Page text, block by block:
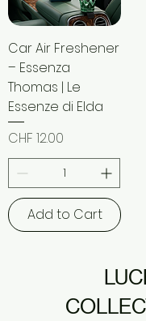
Car Air Freshener
– Essenza
Thomas | Le
Essenze di Elda
Price
CHF 12.00
Add to Cart